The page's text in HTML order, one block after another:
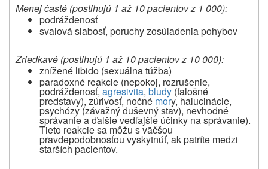
Menej časté (postihujú 1 až 10pacientov z 1 000):
podráždenosť
svalová slabosť, poruchy zosúladenia pohybov
Zriedkavé (postihujú 1 až 10pacientov z 10 000):
znížené libido (sexuálna túžba)
paradoxné reakcie (nepokoj, rozrušenie,
podráždenosť, agresivita, bludy (falošné
predstavy), zúrivosť, nočné mory, halucinácie,
psychózy (závažný duševný stav), nevhodné
správanie a ďalšie vedľajšie účinky na správanie).
Tieto reakcie sa môžu s väčšou
pravdepodobnosťou vyskytnúť, ak patríte medzi
starších pacientov.